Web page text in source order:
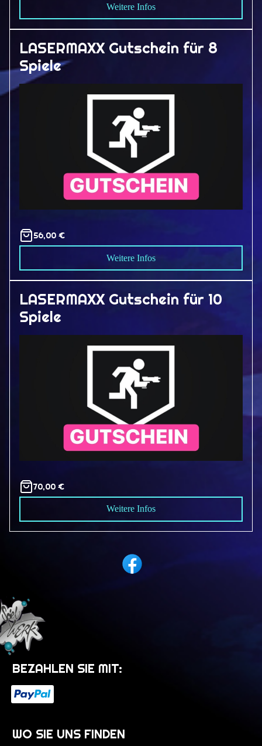
Weitere Infos
LASERMAXX Gutschein für 8
Spiele
56,00 €
Weitere Infos
LASERMAXX Gutschein für 10
Spiele
70,00 €
Weitere Infos
BEZAHLEN SIE MIT:
WO SIE UNS FINDEN